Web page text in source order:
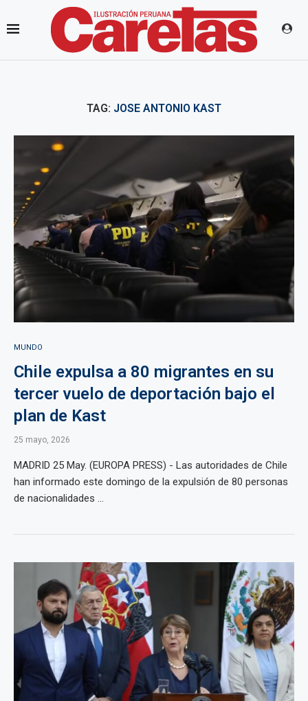
TAG: JOSE ANTONIO KAST
MUNDO
Chile expulsa a 80 migrantes en su
tercer vuelo de deportación bajo el
plan de Kast
25 mayo, 2026
MADRID 25 May. (EUROPA PRESS) - Las autoridades de Chile
han informado este domingo de la expulsión de 80 personas
de nacionalidades ...